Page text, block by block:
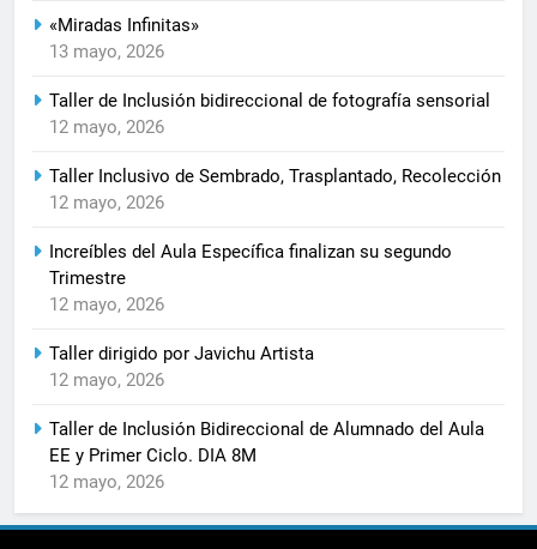
«Miradas Infinitas»
13 mayo, 2026
Taller de Inclusión bidireccional de fotografía sensorial
12 mayo, 2026
Taller Inclusivo de Sembrado, Trasplantado, Recolección
12 mayo, 2026
Increíbles del Aula Específica finalizan su segundo
Trimestre
12 mayo, 2026
Taller dirigido por Javichu Artista
12 mayo, 2026
Taller de Inclusión Bidireccional de Alumnado del Aula
EE y Primer Ciclo. DIA 8M
12 mayo, 2026